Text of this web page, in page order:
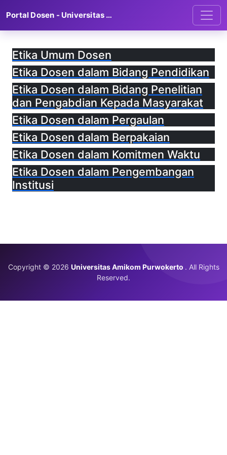
Portal Dosen - Universitas Amikom Purwokerto
Etika Umum Dosen
Etika Dosen dalam Bidang Pendidikan
Etika Dosen dalam Bidang Penelitian
dan Pengabdian Kepada Masyarakat
Etika Dosen dalam Pergaulan
Etika Dosen dalam Berpakaian
Etika Dosen dalam Komitmen Waktu
Etika Dosen dalam Pengembangan
Institusi
Copyright © 2026 Universitas Amikom Purwokerto . All Rights
Reserved.